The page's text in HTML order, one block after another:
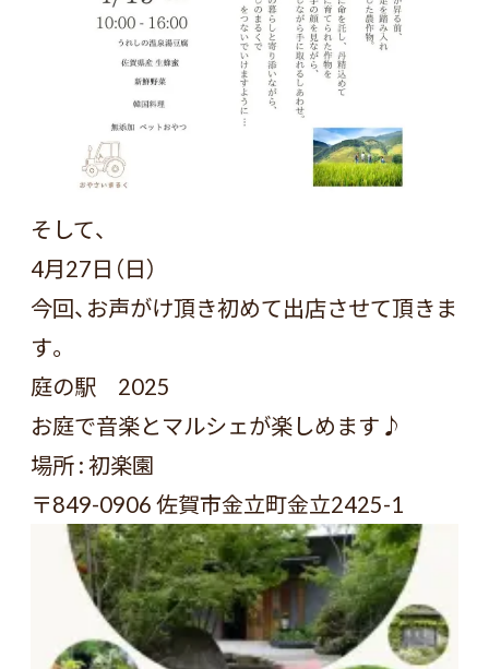
そして、
4月27日（日）
今回、お声がけ頂き初めて出店させて頂きま
す。
庭の駅 2025
お庭で音楽とマルシェが楽しめます♪
場所 : 初楽園
〒849-0906 佐賀市金立町金立2425-1